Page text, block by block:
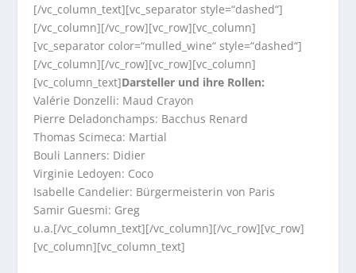
[/vc_column_text][vc_separator style=“dashed“]
[/vc_column][/vc_row][vc_row][vc_column]
[vc_separator color=“mulled_wine“ style=“dashed“]
[/vc_column][/vc_row][vc_row][vc_column]
[vc_column_text]Darsteller und ihre Rollen:
Valérie Donzelli: Maud Crayon
Pierre Deladonchamps: Bacchus Renard
Thomas Scimeca: Martial
Bouli Lanners: Didier
Virginie Ledoyen: Coco
Isabelle Candelier: Bürgermeisterin von Paris
Samir Guesmi: Greg
u.a.[/vc_column_text][/vc_column][/vc_row][vc_row]
[vc_column][vc_column_text]